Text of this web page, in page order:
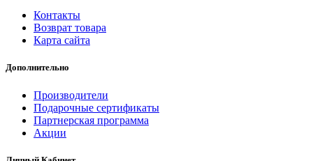
Контакты
Возврат товара
Карта сайта
Дополнительно
Производители
Подарочные сертификаты
Партнерская программа
Акции